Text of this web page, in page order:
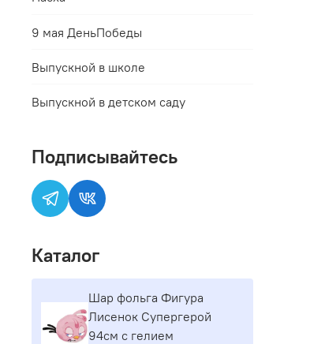
9 мая ДеньПобеды
Выпускной в школе
Выпускной в детском саду
Подписывайтесь
Каталог
Шар фольга Фигура
Лисенок Супергерой
94см с гелием